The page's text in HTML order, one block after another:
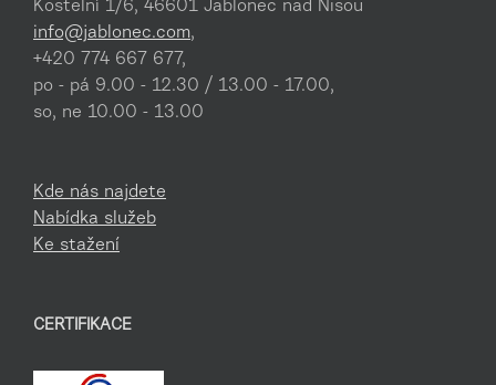
Kostelní 1/6, 46601 Jablonec nad Nisou
info@jablonec.com,
+420 774 667 677,
po - pá 9.00 - 12.30 / 13.00 - 17.00,
so, ne 10.00 - 13.00
Kde nás najdete
Nabídka služeb
Ke stažení
CERTIFIKACE